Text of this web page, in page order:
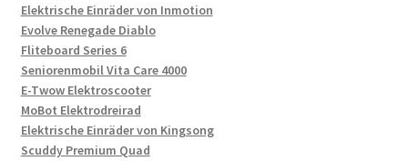
Elektrische Einräder von Inmotion
Evolve Renegade Diablo
Fliteboard Series 6
Seniorenmobil Vita Care 4000
E-Twow Elektroscooter
MoBot Elektrodreirad
Elektrische Einräder von Kingsong
Scuddy Premium Quad